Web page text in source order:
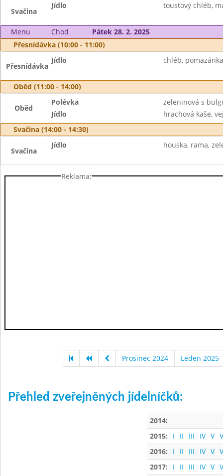
Svačina
Jídlo toustový chléb,
Menu Chod
Pátek 28. 2. 2025
Přesnídávka (10:00 - 11:00)
Přesnídávka
Jídlo chléb,
Oběd (11:00 - 14:00)
Oběd
Polévka
zeleninová s
Jídlo
hrachová kaše,
Svačina (14:00 - 14:30)
Svačina
Jídlo houska, rama,
Reklama:
Prosinec 2024 Leden 2025
Přehled zveřejněných jídelníčků:
2014:
2015:
I II III IV V
2016:
I II III IV V
2017:
I II III IV V